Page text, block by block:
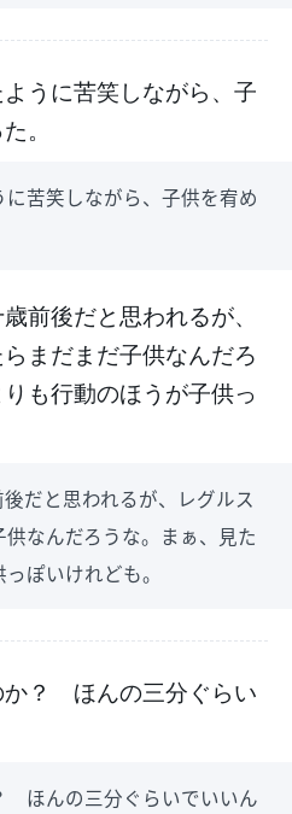
うに苦笑しながら、子
。
苦笑しながら、子供を宥め
前後だと思われるが、
まだまだ子供なんだろ
も行動のほうが子供っ
だと思われるが、レグルス
なんだろうな。まぁ、見た
ぽいけれども。
か？ ほんの三分ぐらい
ほんの三分ぐらいでいいん